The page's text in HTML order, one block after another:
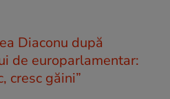
Diaconu după
de europarlamentar:
cresc găini”